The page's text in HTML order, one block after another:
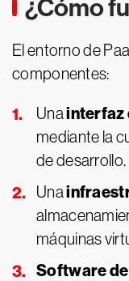
¿Cómo
El entorno de
componentes:
Unainterfaz
mediante la
de desarrollo.
Una
máquinas
Software